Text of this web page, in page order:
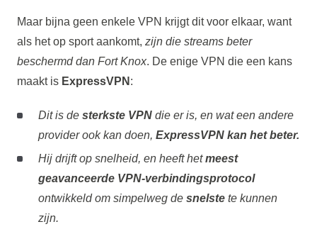
Maar bijna geen enkele VPN krijgt dit voor elkaar, want
als het op sport aankomt, zijn die streams beter
beschermd dan Fort Knox. De enige VPN die een kans
maakt is ExpressVPN :
Dit is de sterkste VPNdie er is, en wat een andere
provider ook kan doen, ExpressVPN kan het beter.
Hij drijft op snelheid, en heeft hetmeest
geavanceerde VPN-verbindingsprotocol
ontwikkeld om simpelweg de snelstete kunnen
zijn.